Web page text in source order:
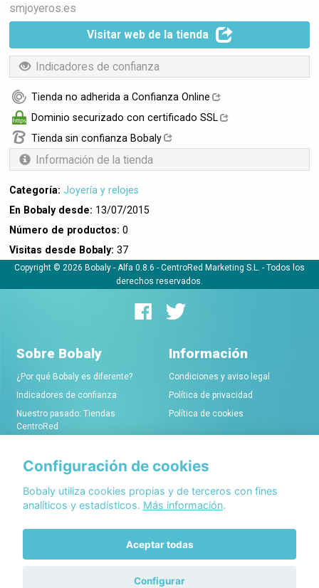
smjoyeros.es
Visitar web de la tienda
Indicadores de confianza
Tienda no adherida a Confianza Online
Dominio securizado con certificado SSL
Tienda sin confianza Bobaly
Información de la tienda
Categoría: Joyería y relojes
En Bobaly desde: 13/07/2015
Número de productos: 0
Visitas desde Bobaly: 37
Copyright © 2026 Bobaly - Alfa 0.8.6 - CentroRed Marketing S.L. - Todos los
derechos reservados.
Sobre Bobaly
¿Por qué Bobaly es diferente?
Indicadores de confianza
Nuestro pasado: Tiendas
CentroRed
Información
Condiciones y aviso legal
Política de privacidad
Política de cookies
Comerciantes
Alta de tiendas online
Condiciones de alta
Conócenos
Acerca de Bobaly Partners
Partner eCommerce
Configuración de cookies
Bobaly utiliza cookies propias y de terceros con fines
analíticos y estadísticos. Más información.
Aceptar todas
Configurar